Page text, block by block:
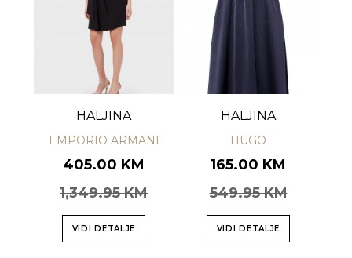
HALJINA
EMPORIO ARMANI
405.00 KM
1,349.95 KM
VIDI DETALJE
HALJINA
HUGO
165.00 KM
549.95 KM
VIDI DETALJE